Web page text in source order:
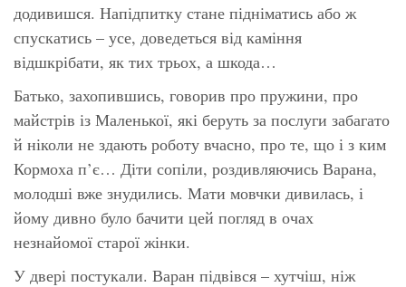
додивишся. Напідпитку стане підніматись або ж
спускатись – усе, доведеться від каміння
відшкрібати, як тих трьох, а шкода…
Батько, захопившись, говорив про пружини, про
майстрів із Маленької, які беруть за послуги забагато
й ніколи не здають роботу вчасно, про те, що і з ким
Кормоха п’є… Діти сопіли, роздивляючись Варана,
молодші вже знудились. Мати мовчки дивилась, і
йому дивно було бачити цей погляд в очах
незнайомої старої жінки.
У двері постукали. Варан підвівся – хутчіш, ніж